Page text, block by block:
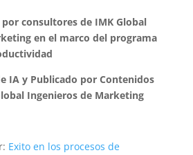
consultores de IMK Global
en el marco del programa
IA y Publicado por Contenidos
Ingenieros de Marketing
Exito en los procesos de